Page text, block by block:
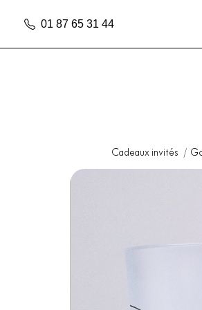
01 87 65 31 44
Cadeaux invités